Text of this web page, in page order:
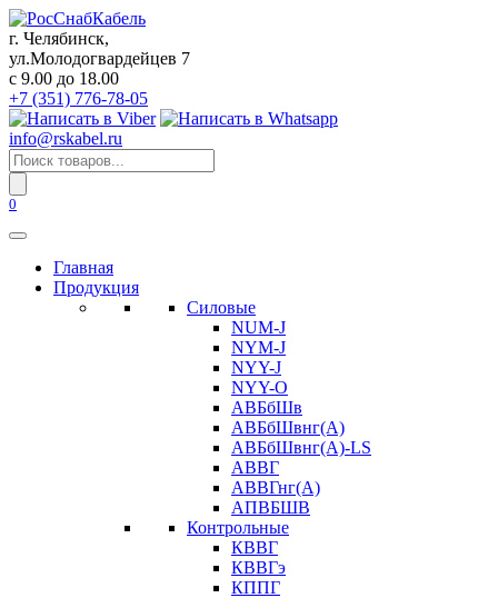
Перейти
к
содержанию
г. Челябинск,
ул.Молодогвардейцев 7
c 9.00 до 18.00
+7 (351) 776-78-05
info@rskabel.ru
Поиск
товаров
0
Главная
Продукция
Силовые
NUM-J
NYM-J
NYY-J
NYY-O
АВБбШв
АВБбШвнг(А)
АВБбШвнг(А)-LS
АВВГ
АВВГнг(А)
АПВБШВ
Контрольные
КВВГ
КВВГэ
КППГ